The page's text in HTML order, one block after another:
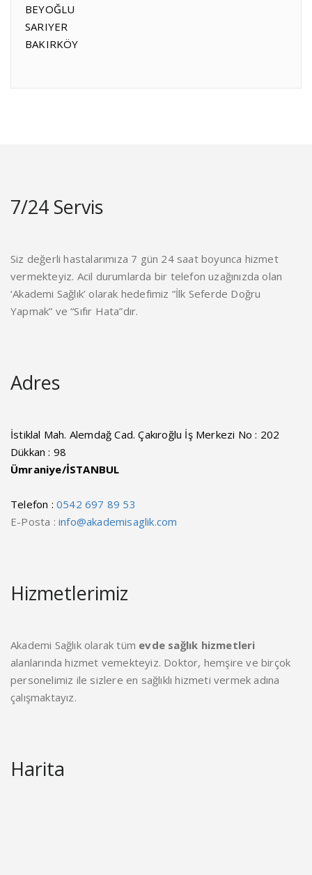
BEYOĞLU
SARIYER
BAKIRKÖY
7/24 Servis
Siz değerli hastalarımıza 7 gün 24 saat boyunca hizmet
vermekteyiz. Acil durumlarda bir telefon uzağınızda olan
‘Akademi Sağlık’ olarak hedefimiz “İlk Seferde Doğru
Yapmak” ve “Sıfır Hata”dır.
Adres
İstiklal Mah. Alemdağ Cad. Çakıroğlu İş Merkezi No : 202
Dükkan : 98
Ümraniye/İSTANBUL
Telefon : 0542 697 89 53
E-Posta : info@akademisaglik.com
Hizmetlerimiz
Akademi Sağlık olarak tüm evde sağlık hizmetleri
alanlarında hizmet vemekteyiz. Doktor, hemşire ve birçok
personelimiz ile sizlere en sağlıklı hizmeti vermek adına
çalışmaktayız.
Harita